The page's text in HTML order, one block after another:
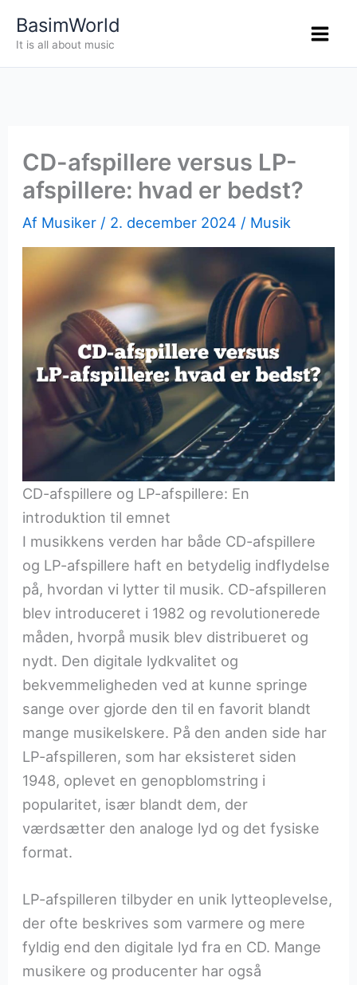
BasimWorld
It is all about music
CD-afspillere versus LP-
afspillere: hvad er bedst?
Af Musiker / 2. december 2024 / Musik
CD-afspillere og LP-afspillere: En
introduktion til emnet
I musikkens verden har både CD-afspillere
og LP-afspillere haft en betydelig indflydelse
på, hvordan vi lytter til musik. CD-afspilleren
blev introduceret i 1982 og revolutionerede
måden, hvorpå musik blev distribueret og
nydt. Den digitale lydkvalitet og
bekvemmeligheden ved at kunne springe
sange over gjorde den til en favorit blandt
mange musikelskere. På den anden side har
LP-afspilleren, som har eksisteret siden
1948, oplevet en genopblomstring i
popularitet, især blandt dem, der
værdsætter den analoge lyd og det fysiske
format.
LP-afspilleren tilbyder en unik lytteoplevelse,
der ofte beskrives som varmere og mere
fyldig end den digitale lyd fra en CD. Mange
musikere og producenter har også